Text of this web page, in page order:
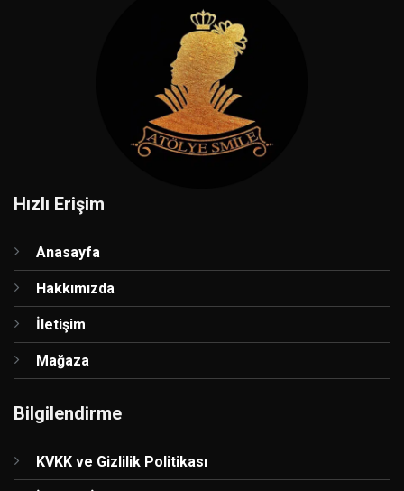
Hızlı Erişim
Anasayfa
Hakkımızda
İletişim
Mağaza
Bilgilendirme
KVKK ve Gizlilik Politikası